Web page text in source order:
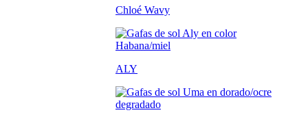
Chloé Wavy
ALY